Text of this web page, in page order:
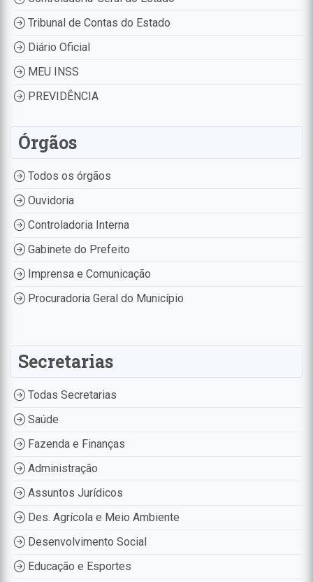
Tribunal de Contas do Estado
Diário Oficial
MEU INSS
PREVIDÊNCIA
Órgãos
Todos os órgãos
Ouvidoria
Controladoria Interna
Gabinete do Prefeito
Imprensa e Comunicação
Procuradoria Geral do Município
Secretarias
Todas Secretarias
Saúde
Fazenda e Finanças
Administração
Assuntos Jurídicos
Des. Agrícola e Meio Ambiente
Desenvolvimento Social
Educação e Esportes